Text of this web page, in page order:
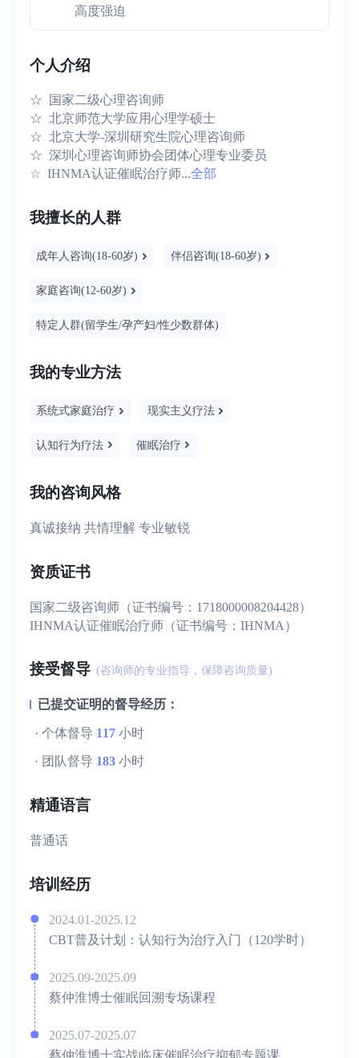
高度强迫
个人介绍
☆  国家二级心理咨询师
☆  北京师范大学应用心理学硕士
☆  北京大学-深圳研究生院心理咨询师
☆  深圳心理咨询师协会团体心理专业委员
☆  IHNMA认证催眠治疗师...全部
我擅长的人群
成年人咨询(18-60岁) 伴侣咨询(18-60岁)
家庭咨询(12-60岁)
特定人群(留学生/孕产妇/性少数群体)
我的专业方法
系统式家庭治疗 现实主义疗法
认知行为疗法 催眠治疗
我的咨询风格
真诚接纳 共情理解 专业敏锐
资质证书
国家二级咨询师（证书编号：1718000008204428）
IHNMA认证催眠治疗师（证书编号：IHNMA）
接受督导 (咨询师的专业指导，保障咨询质量)
已提交证明的督导经历：
· 个体督导 117小时
· 团队督导 183小时
精通语言
普通话
培训经历
2024.01-2025.12
CBT普及计划：认知行为治疗入门（120学时）
2025.09-2025.09
蔡仲淮博士催眠回溯专场课程
2025.07-2025.07